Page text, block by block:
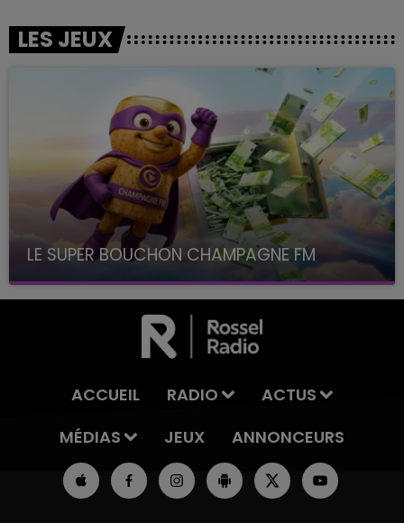
LES JEUX
LE SUPER BOUCHON CHAMPAGNE FM
avec La Famille Champagne FM, à 8H10
ACCUEIL RADIO
ACTUS
MÉDIAS
JEUX ANNONCEURS